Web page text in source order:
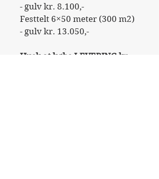
- gulv kr. 8.100,-
Festtelt 6×50 meter (300 m2)
- gulv kr. 13.050,-
Husk at købe LEVERING kr.